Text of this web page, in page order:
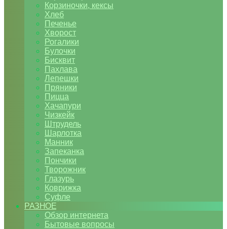
Корзиночки, кексы
Хлеб
Печенье
Хворост
Рогалики
Булочки
Бисквит
Пахлава
Лепешки
Пряники
Пицца
Хачапури
Чизкейк
Штрудель
Шарлотка
Манник
Запеканка
Пончики
Творожник
Глазурь
Коврижка
Суфле
РАЗНОЕ
Обзор интернета
Бытовые вопросы